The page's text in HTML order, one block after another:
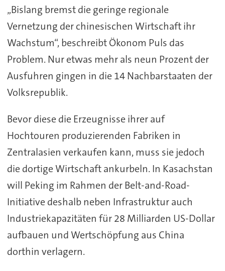
„Bislang bremst die geringe regionale
Vernetzung der chinesischen Wirtschaft ihr
Wachstum“, beschreibt Ökonom Puls das
Problem. Nur etwas mehr als neun Prozent der
Ausfuhren gingen in die 14 Nachbarstaaten der
Volksrepublik.
Bevor diese die Erzeugnisse ihrer auf
Hochtouren produzierenden Fabriken in
Zentralasien verkaufen kann, muss sie jedoch
die dortige Wirtschaft ankurbeln. In Kasachstan
will Peking im Rahmen der Belt-and-Road-
Initiative deshalb neben Infrastruktur auch
Industriekapazitäten für 28 Milliarden US-Dollar
aufbauen und Wertschöpfung aus China
dorthin verlagern.